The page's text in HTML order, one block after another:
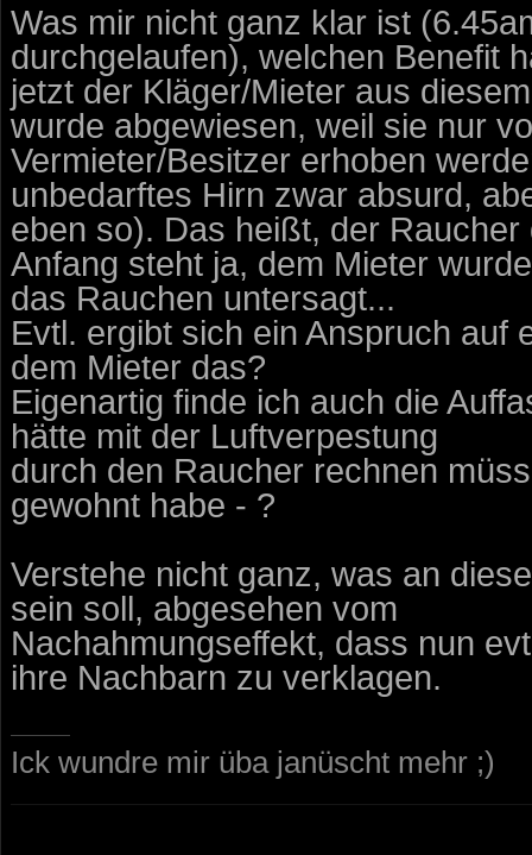
Was mir nicht ganz klar ist
durchgelaufen), welchen Benefit
jetzt der Kläger/Mieter aus
wurde abgewiesen, weil sie nur
Vermieter/Besitzer erhoben
unbedarftes Hirn zwar absurd,
eben so). Das heißt, der
Anfang steht ja, dem Mieter wurde
das Rauchen untersagt...
Evtl. ergibt sich ein Anspruch auf
dem Mieter das?
Eigenartig finde ich auch die
hätte mit der Luftverpestung
durch den Raucher rechnen
gewohnt habe - ?
Verstehe nicht ganz, was an
sein soll, abgesehen vom
Nachahmungseffekt, dass nun
ihre Nachbarn zu verklagen.
Ick wundre mir üba janüscht mehr ;)